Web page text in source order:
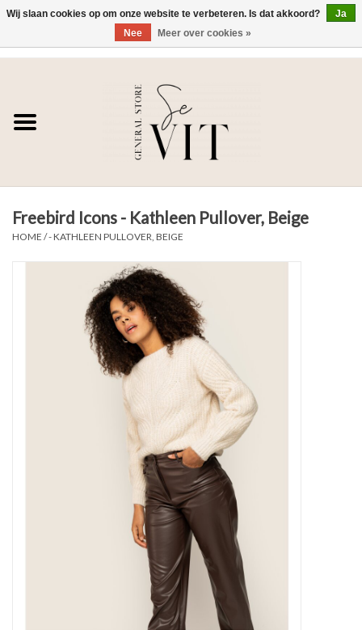
SE VIT
HEREN
WONEN
Freebird Icons - Kathleen Pullover, Beige
HOME /- KATHLEEN PULLOVER, BEIGE
Wij slaan cookies op om onze website te verbeteren. Is dat akkoord?
Ja
Nee
Meer over cookies »